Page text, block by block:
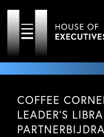
COFFEE
LEADER'S